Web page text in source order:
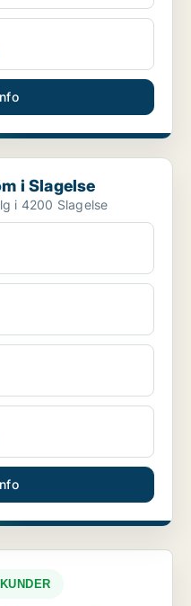
i Slagelse
i 4200 Slagelse